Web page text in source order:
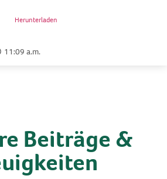
Herunterladen
11:09 a.m.
Beiträge &